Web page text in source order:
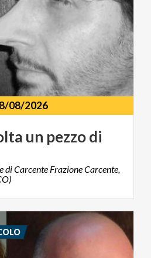
08/2026
un pezzodi
di Carcente Frazione Carcente,